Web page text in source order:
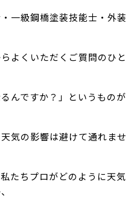
一級鋼橋塗装技能士・外装
よくいただくご質問のひと
んですか？」というものが
気の影響は避けて通れませ
たちプロがどのように天気